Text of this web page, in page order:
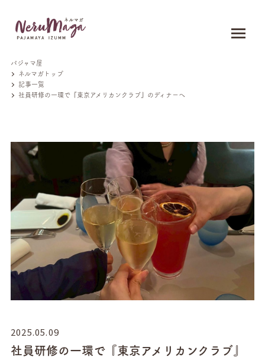
パジャマ屋
ネルマガトップ
記事一覧
社員研修の一環で『東京アメリカンクラブ』のディナーへ
2025.05.09
社員研修の一環で『東京アメリカンクラブ』